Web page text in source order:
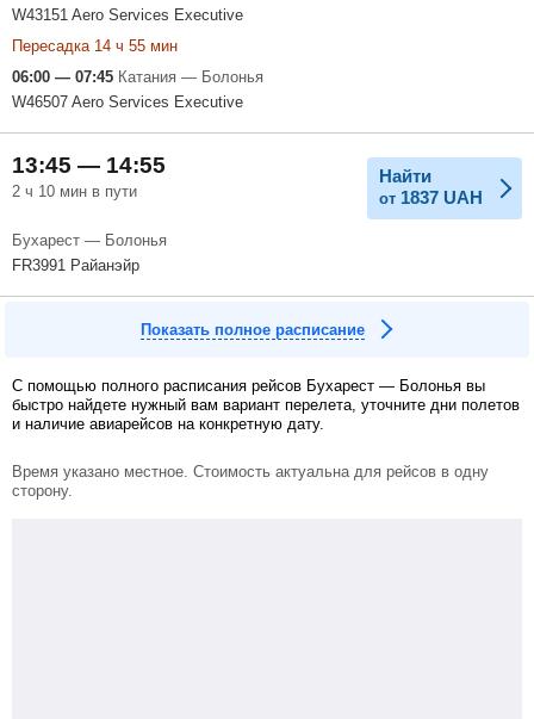
W43151 Aero Services Executive
Пересадка 14 ч 55 мин
06:00 — 07:45 Катания — Болонья
W46507 Aero Services Executive
13:45 — 14:55
2 ч 10 мин в пути
Найти
от 1837 UAH
Бухарест — Болонья
FR3991 Райанэйр
Показать полное расписание
С помощью полного расписания рейсов Бухарест — Болонья вы
быстро найдете нужный вам вариант перелета, уточните дни полетов
и наличие авиарейсов на конкретную дату.
Время указано местное. Стоимость актуальна для рейсов в одну
сторону.